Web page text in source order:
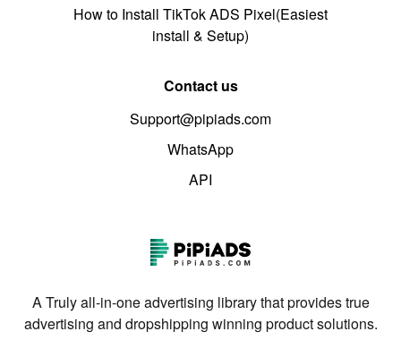
How to Install TikTok ADS Pixel(Easiest
install & Setup)
Contact us
Support@pipiads.com
WhatsApp
API
A Truly all-in-one advertising library that provides true
advertising and dropshipping winning product solutions.